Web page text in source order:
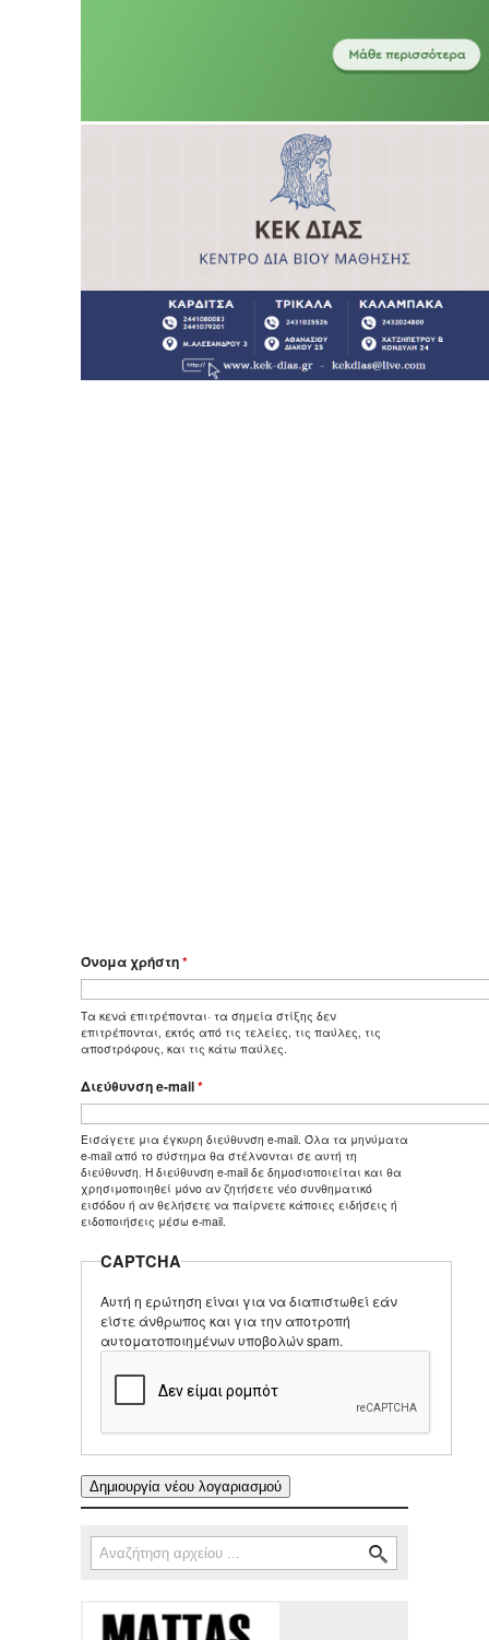
Όνομα χρήστη*
Τα κενά επιτρέπονται· τα σημεία στίξης δεν
επιτρέπονται, εκτός από τις τελείες, τις παύλες, τις
αποστρόφους, και τις κάτω παύλες.
Διεύθυνση e-mail*
Εισάγετε μια έγκυρη διεύθυνση e-mail. Όλα τα μηνύματα
e-mail από το σύστημα θα στέλνονται σε αυτή τη
διεύθυνση. Η διεύθυνση e-mail δε δημοσιοποιείται και θα
χρησιμοποιηθεί μόνο αν ζητήσετε νέο συνθηματικό
εισόδου ή αν θελήσετε να παίρνετε κάποιες ειδήσεις ή
ειδοποιήσεις μέσω e-mail.
CAPTCHA
Αυτή η ερώτηση είναι για να διαπιστωθεί εάν
είστε άνθρωπος και για την αποτροπή
αυτοματοποιημένων υποβολών spam.
Φόρμα αναζήτησης
Αναζήτηση